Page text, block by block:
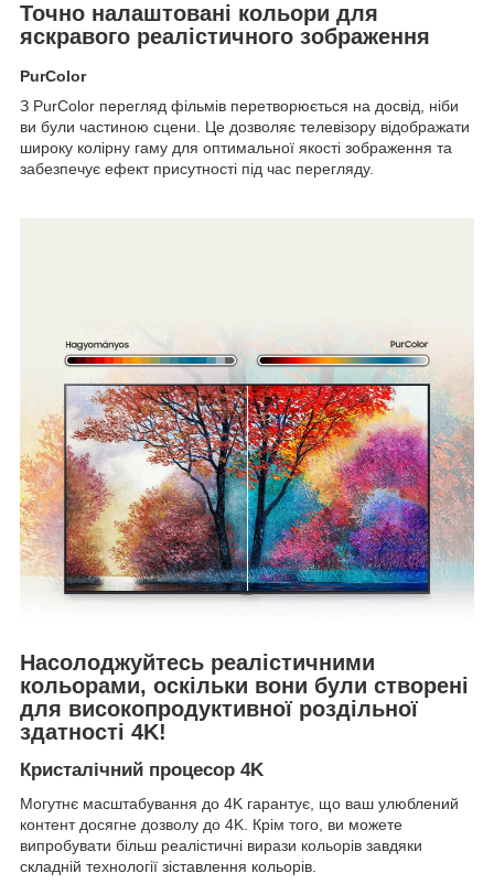
Точно налаштовані кольори для
яскравого реалістичного зображення
PurColor
З PurColor перегляд фільмів перетворюється на досвід, ніби
ви були частиною сцени. Це дозволяє телевізору відображати
широку колірну гаму для оптимальної якості зображення та
забезпечує ефект присутності під час перегляду.
Насолоджуйтесь реалістичними
кольорами, оскільки вони були створені
для високопродуктивної роздільної
здатності 4K!
Кристалічний процесор 4K
Могутнє масштабування до 4K гарантує, що ваш улюблений
контент досягне дозволу до 4K. Крім того, ви можете
випробувати більш реалістичні вирази кольорів завдяки
складній технології зіставлення кольорів.